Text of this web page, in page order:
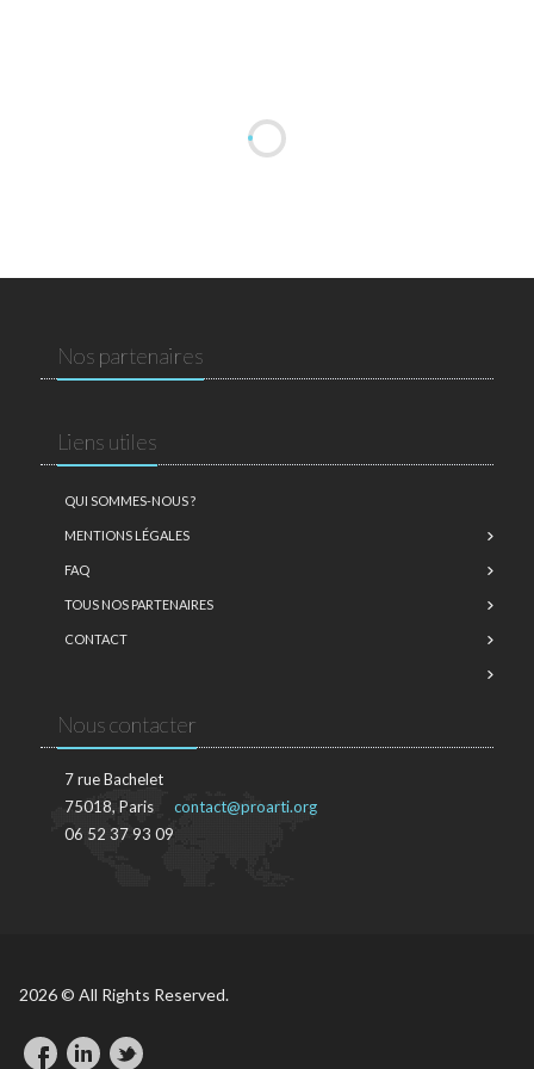
Nos partenaires
Liens utiles
QUI SOMMES-NOUS ?
MENTIONS LÉGALES
FAQ
TOUS NOS PARTENAIRES
CONTACT
Nous contacter
7 rue Bachelet
75018, Paris
06 52 37 93 09
contact@proarti.org
2026 © All Rights Reserved.